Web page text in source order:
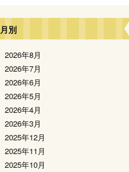
月別
2026年8月
2026年7月
2026年6月
2026年5月
2026年4月
2026年3月
2025年12月
2025年11月
2025年10月